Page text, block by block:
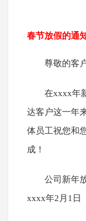
春节放假的通
尊敬的客
在xxxx年
达客户这一年
体员工祝您和
成！
公司新年
xxxx年2月1日